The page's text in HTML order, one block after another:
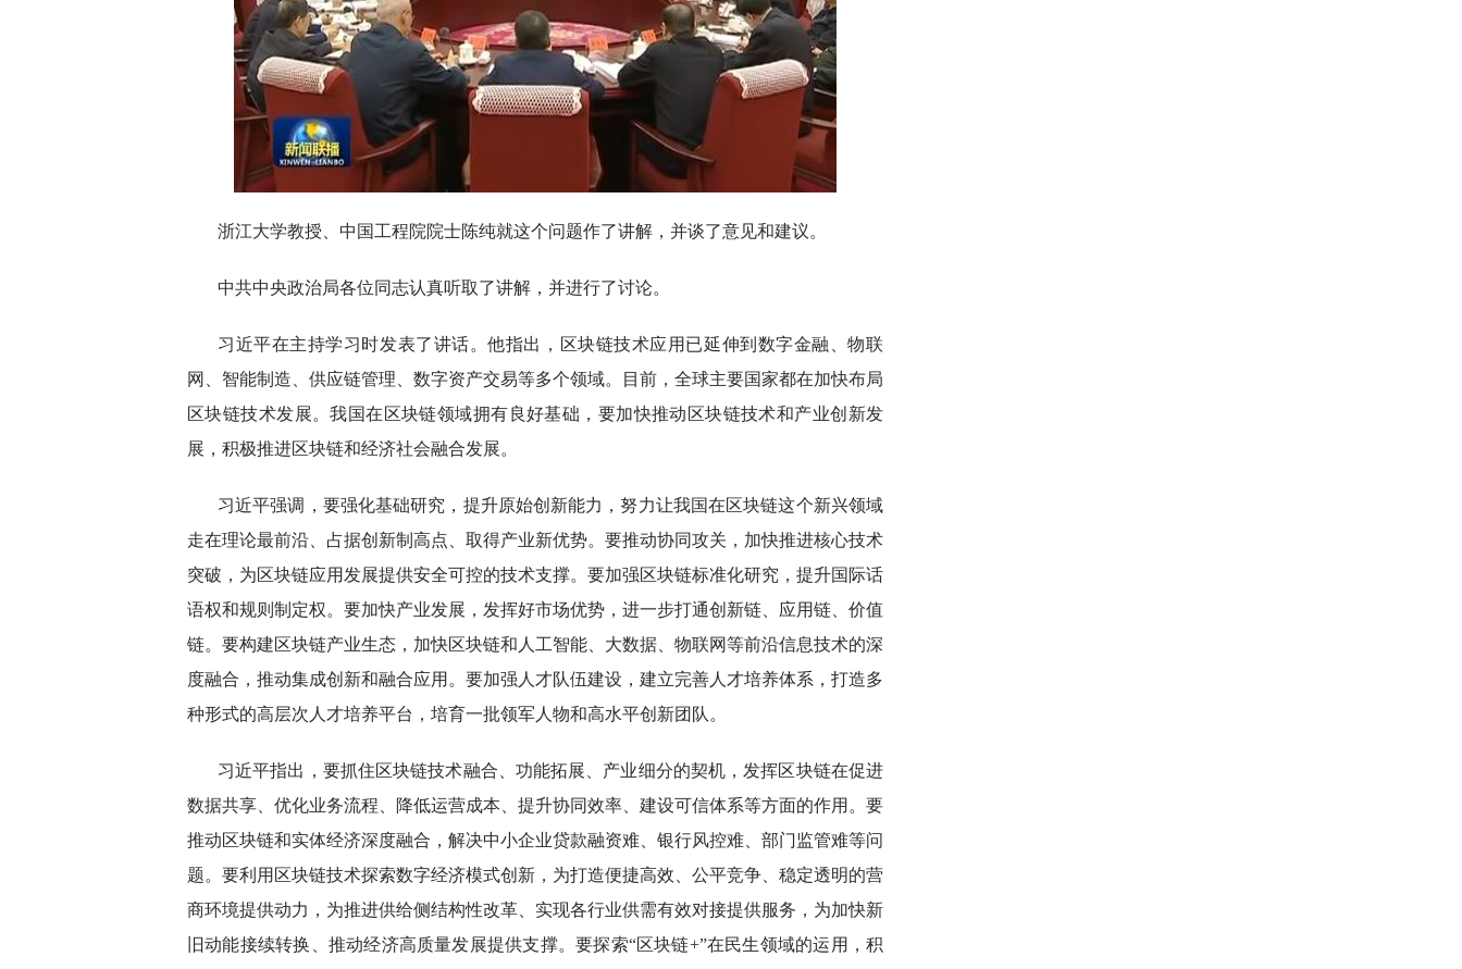
浙江大学教授、中国工程院院士陈纯就这个问题作了讲解，并谈了意见和建议。
中共中央政治局各位同志认真听取了讲解，并进行了讨论。
习近平在主持学习时发表了讲话。他指出，区块链技术应用已延伸到数字金融、物联
网、智能制造、供应链管理、数字资产交易等多个领域。目前，全球主要国家都在加快布局
区块链技术发展。我国在区块链领域拥有良好基础，要加快推动区块链技术和产业创新发
展，积极推进区块链和经济社会融合发展。
习近平强调，要强化基础研究，提升原始创新能力，努力让我国在区块链这个新兴领域
走在理论最前沿、占据创新制高点、取得产业新优势。要推动协同攻关，加快推进核心技术
突破，为区块链应用发展提供安全可控的技术支撑。要加强区块链标准化研究，提升国际话
语权和规则制定权。要加快产业发展，发挥好市场优势，进一步打通创新链、应用链、价值
链。要构建区块链产业生态，加快区块链和人工智能、大数据、物联网等前沿信息技术的深
度融合，推动集成创新和融合应用。要加强人才队伍建设，建立完善人才培养体系，打造多
种形式的高层次人才培养平台，培育一批领军人物和高水平创新团队。
习近平指出，要抓住区块链技术融合、功能拓展、产业细分的契机，发挥区块链在促进
数据共享、优化业务流程、降低运营成本、提升协同效率、建设可信体系等方面的作用。要
推动区块链和实体经济深度融合，解决中小企业贷款融资难、银行风控难、部门监管难等问
题。要利用区块链技术探索数字经济模式创新，为打造便捷高效、公平竞争、稳定透明的营
商环境提供动力，为推进供给侧结构性改革、实现各行业供需有效对接提供服务，为加快新
旧动能接续转换、推动经济高质量发展提供支撑。要探索“区块链+”在民生领域的运用，积